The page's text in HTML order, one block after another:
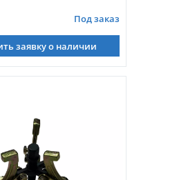
Под заказ
заявку о наличии